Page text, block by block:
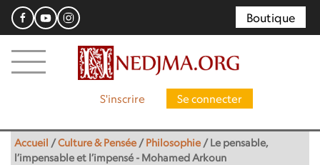
Boutique
S'inscrire Se connecter
Accueil /Culture & Pensée /Philosophie /Le pensable,
l’impensable et l’impensé - Mohamed Arkoun